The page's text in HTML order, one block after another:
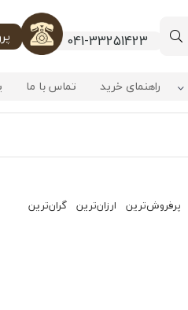
041-33251423
راهنمای خرید تماس با ما
پرفروش‌ترین ارزان‌ترین گران‌ترین